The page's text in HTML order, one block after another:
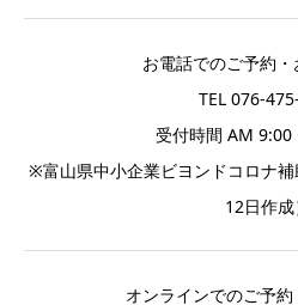
お電話でのご予約
TEL 076-
受付時間 AM 9:00
※富山県中小企業ビヨンドコロナ
12日作成
オンラインでのご予